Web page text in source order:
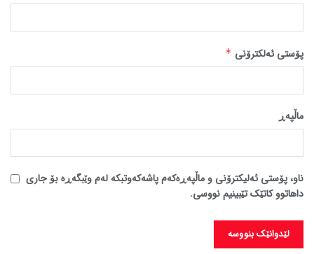
پۆستی ئەلکترۆنی *
ماڵپه‌ڕ
ناو، پۆستی ئەلیکترۆنی و ماڵپەڕەکەم پاشەکەوتبکە لەم وێبگەڕە بۆ جاری
داهاتوو کاتێک تێبینیم نووسی.